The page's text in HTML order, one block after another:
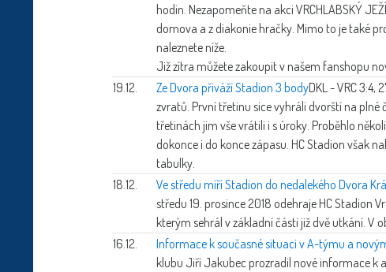
hodin. Nezapomeňte na akci VRCHLABSKÝ
domova a z diakonie hračky. Mimo to je také
naleznete níže.
Již zítra můžete zakoupit v našem fanshopu
19.12.
Ze Dvora přiváží Stadion 3 bodyDKL - VRC 3:4,
zvratů. První třetinu sice vyhráli dvorští na plné
třetinách jim vše vrátili i s úroky. Proběhlo
dokonce i do konce zápasu. HC Stadion však
tabulky.
18.12.
Ve středu míří Stadion do nedalekého Dvora
středu 19. prosince 2018 odehraje HC Stadion
kterým sehrál v základní části již dvě utkání. V
16.12.
Informace k současné situaci v A-týmu a
klubu Jiří Jakubec prozradil nové informace k